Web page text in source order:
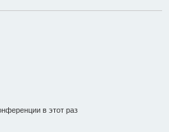
в этот раз